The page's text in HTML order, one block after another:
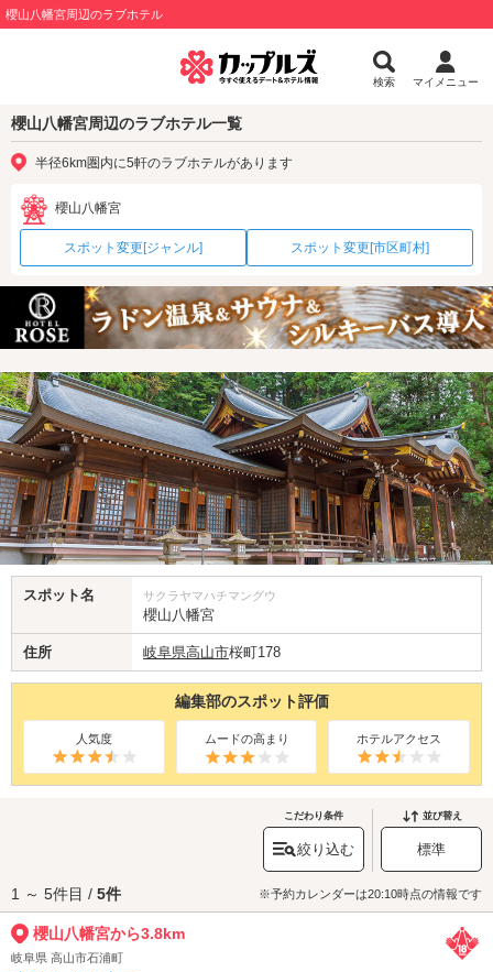
櫻山八幡宮周辺のラブホテル
検索 マイメニュー
櫻山八幡宮周辺のラブホテル一覧
半径6km圏内に5軒のラブホテルがあります
櫻山八幡宮
スポット変更[ジャンル] スポット変更[市区町村]
スポット名 サクラヤマハチマングウ
櫻山八幡宮
住所 岐阜県高山市桜町178
編集部のスポット評価
人気度 ムードの高まり ホテルアクセス
こだわり条件
絞り込む
並び替え
標準
1 ～ 5件目 / 5件 ※予約カレンダーは20:10時点の情報です
櫻山八幡宮から3.8km
岐阜県 高山市石浦町